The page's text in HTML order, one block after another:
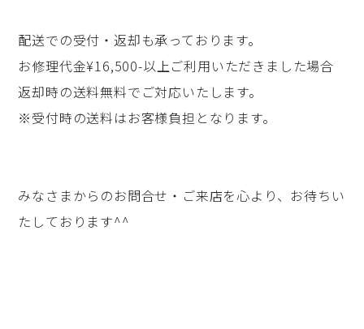
配送での受付・返却も承っております。
お修理代金¥16,500-以上ご利用いただきました場合
返却時の送料無料でご対応いたします。
※受付時の送料はお客様負担となります。
みなさまからのお問合せ・ご来店を心より、お待ちい
たしております^^